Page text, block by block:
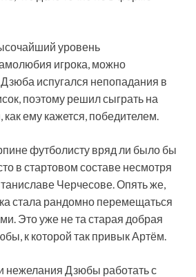
уровень
игрока, можно
испугался непопадания в
поэтому решил сыграть на
ему кажется, победителем.
футболисту вряд ли было бы
в стартовом составе несмотря
Черчесове. Опять же,
стала рандомно перемещаться
Это уже не та старая добрая
к которой так привык Артём.
нежелания Дзюбы работать с